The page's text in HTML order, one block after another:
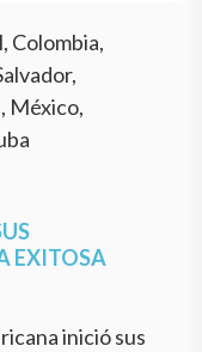
Colombia,
México,
EXITOSA
inició sus